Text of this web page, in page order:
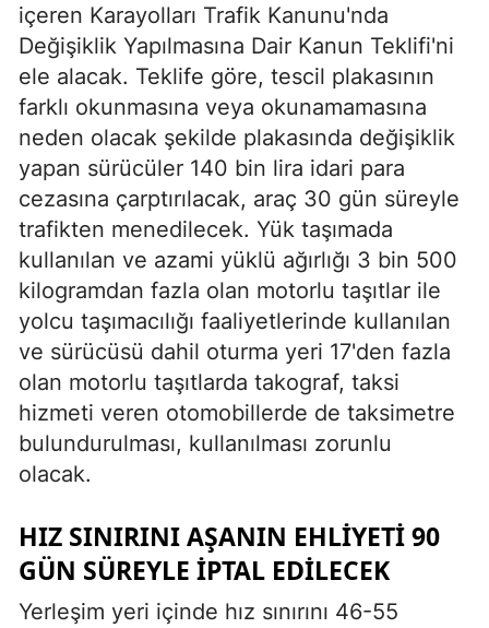
içeren Karayolları Trafik Kanunu'nda
Değişiklik Yapılmasına Dair Kanun Teklifi'ni
ele alacak. Teklife göre, tescil plakasının
farklı okunmasına veya okunamamasına
neden olacak şekilde plakasında değişiklik
yapan sürücüler 140 bin lira idari para
cezasına çarptırılacak, araç 30 gün süreyle
trafikten menedilecek. Yük taşımada
kullanılan ve azami yüklü ağırlığı 3 bin 500
kilogramdan fazla olan motorlu taşıtlar ile
yolcu taşımacılığı faaliyetlerinde kullanılan
ve sürücüsü dahil oturma yeri 17'den fazla
olan motorlu taşıtlarda takograf, taksi
hizmeti veren otomobillerde de taksimetre
bulundurulması, kullanılması zorunlu
olacak.
HIZ SINIRINI AŞANIN EHLİYETİ 90
GÜN SÜREYLE İPTAL EDİLECEK
Yerleşim yeri içinde hız sınırını 46-55